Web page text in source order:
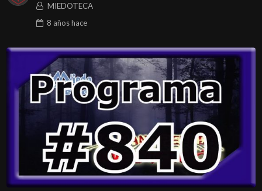
MIEDOTECA
8 añoshace